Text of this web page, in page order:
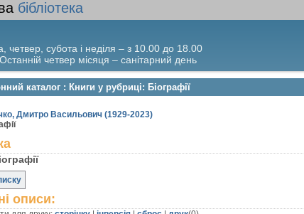
бібліотека
четвер, субота і неділя – з 10.00 до 18.00
четвер місяця – санітарний день
каталог : Книги у рубриці: Біографії
Дмитро Васильович (1929-2023)
описи: